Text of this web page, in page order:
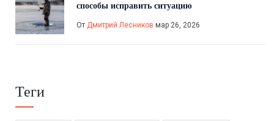
способы исправить ситуацию
От Дмитрий Лесников мар 26, 2026
Теги